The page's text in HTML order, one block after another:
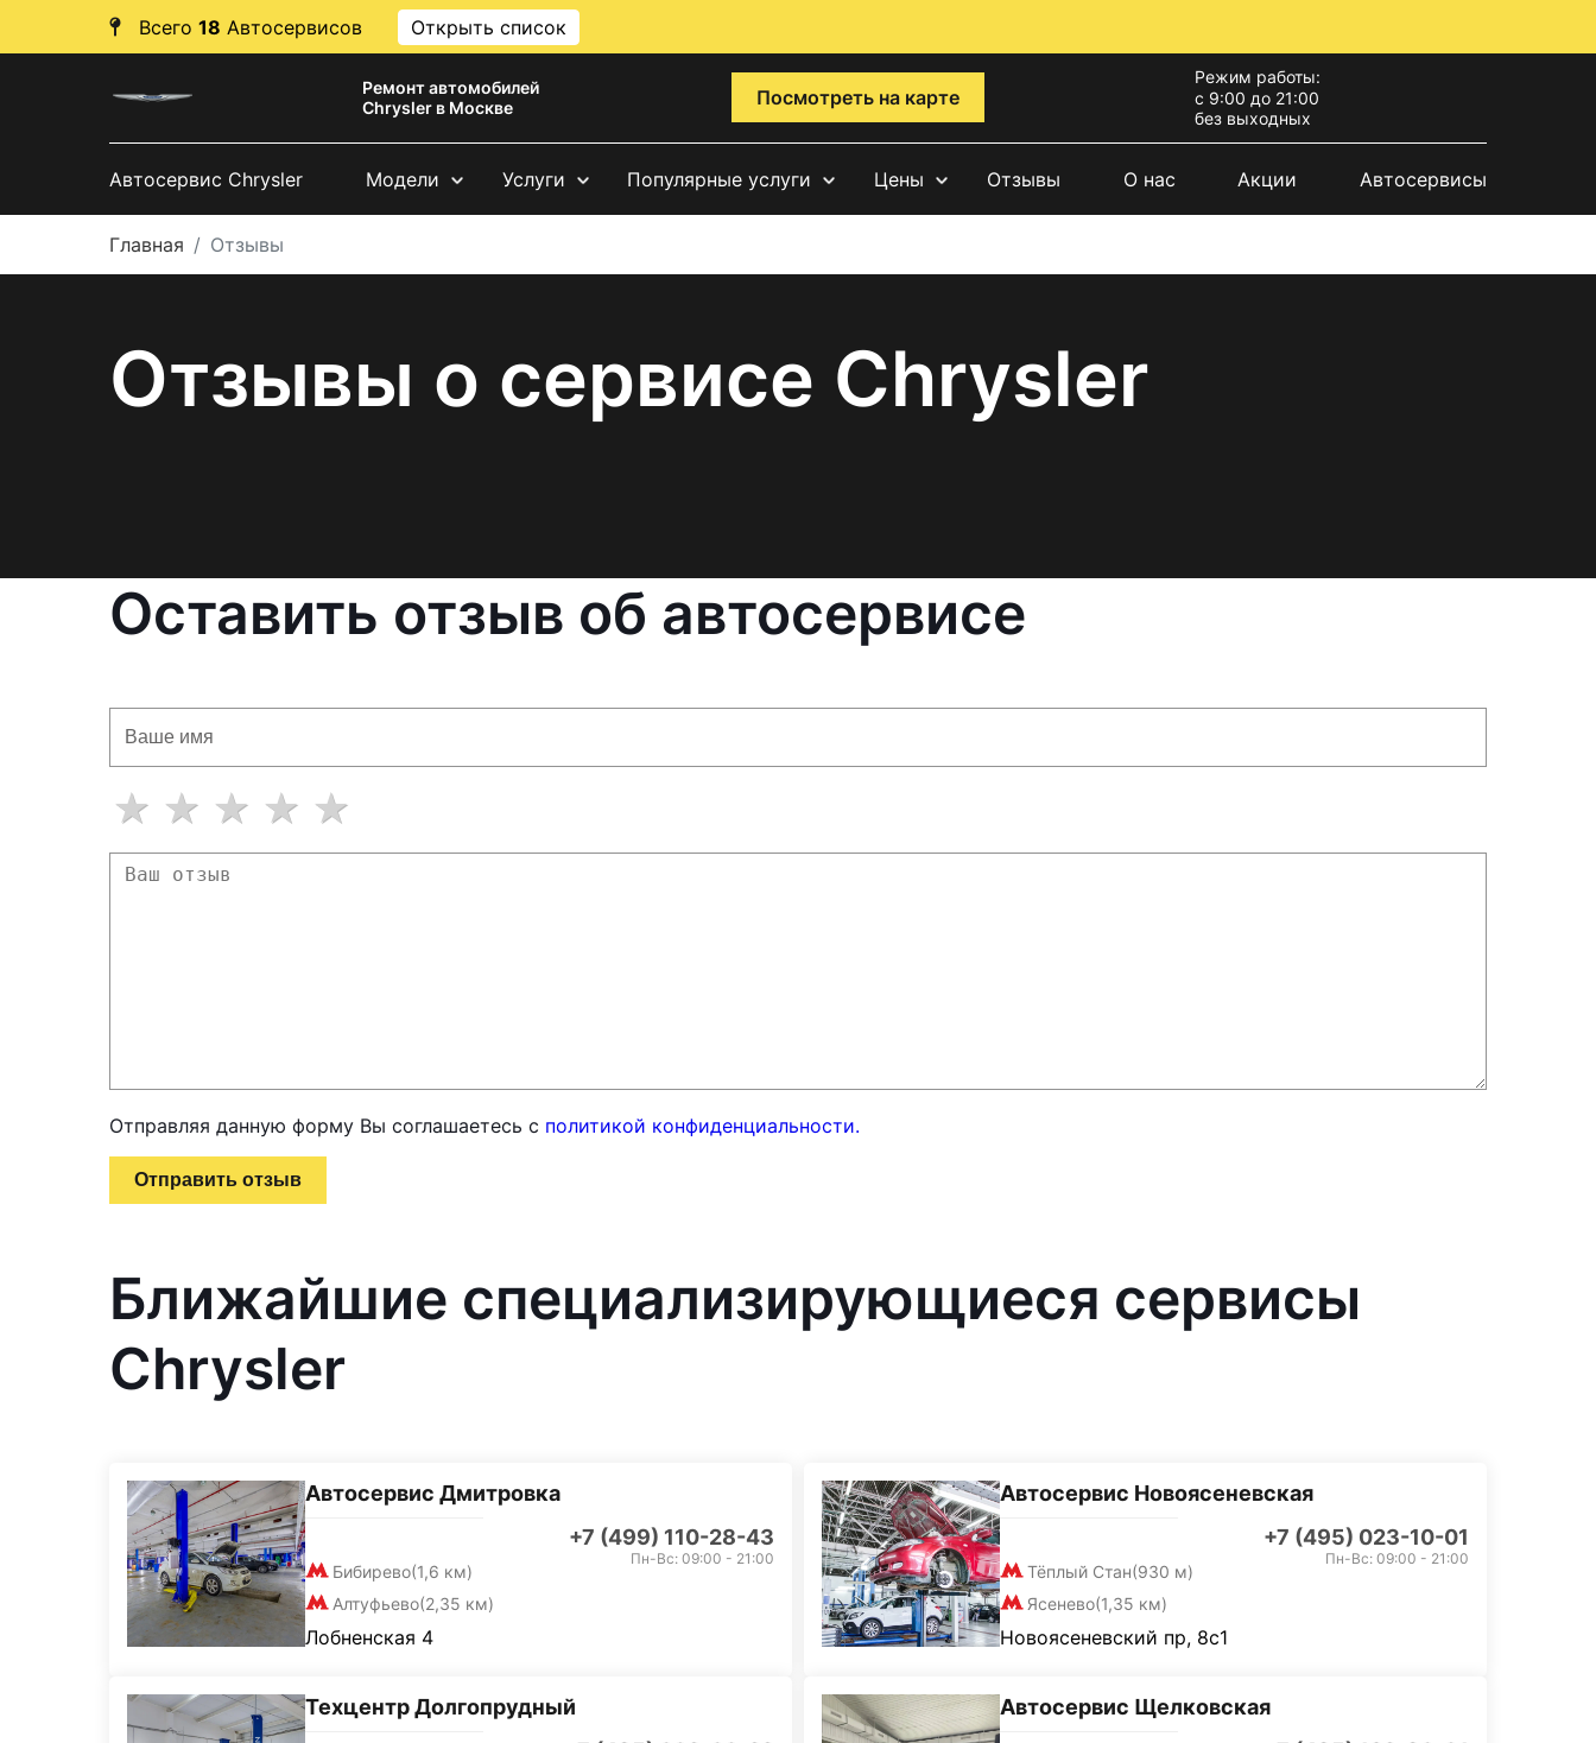
Всего 18 Автосервисов Открыть список
Ремонт автомобилей
Chrysler в Москве
Посмотреть на карте
Режим работы:
с 9:00 до 21:00
без выходных
Автосервис Chrysler Модели Услуги Популярные услуги Цены Отзывы О нас Акции Автосервисы
Главная Отзывы
Отзывы о сервисе Chrysler
Оставить отзыв об автосервисе
Отправляя данную форму Вы соглашаетесь с политикой конфиденциальности.
Отправить отзыв
Ближайшие специализирующиеся сервисы
Chrysler
Автосервис Дмитровка
+7 (499) 110-28-43
Бибирево(1,6 км)
Алтуфьево(2,35 км)
Пн-Вс: 09:00 - 21:00
Лобненская 4
Автосервис Новоясеневская
+7 (495) 023-10-01
Тёплый Стан(930 м)
Ясенево(1,35 км)
Пн-Вс: 09:00 - 21:00
Новоясеневский пр, 8с1
Техцентр Долгопрудный
Автосервис Щелковская